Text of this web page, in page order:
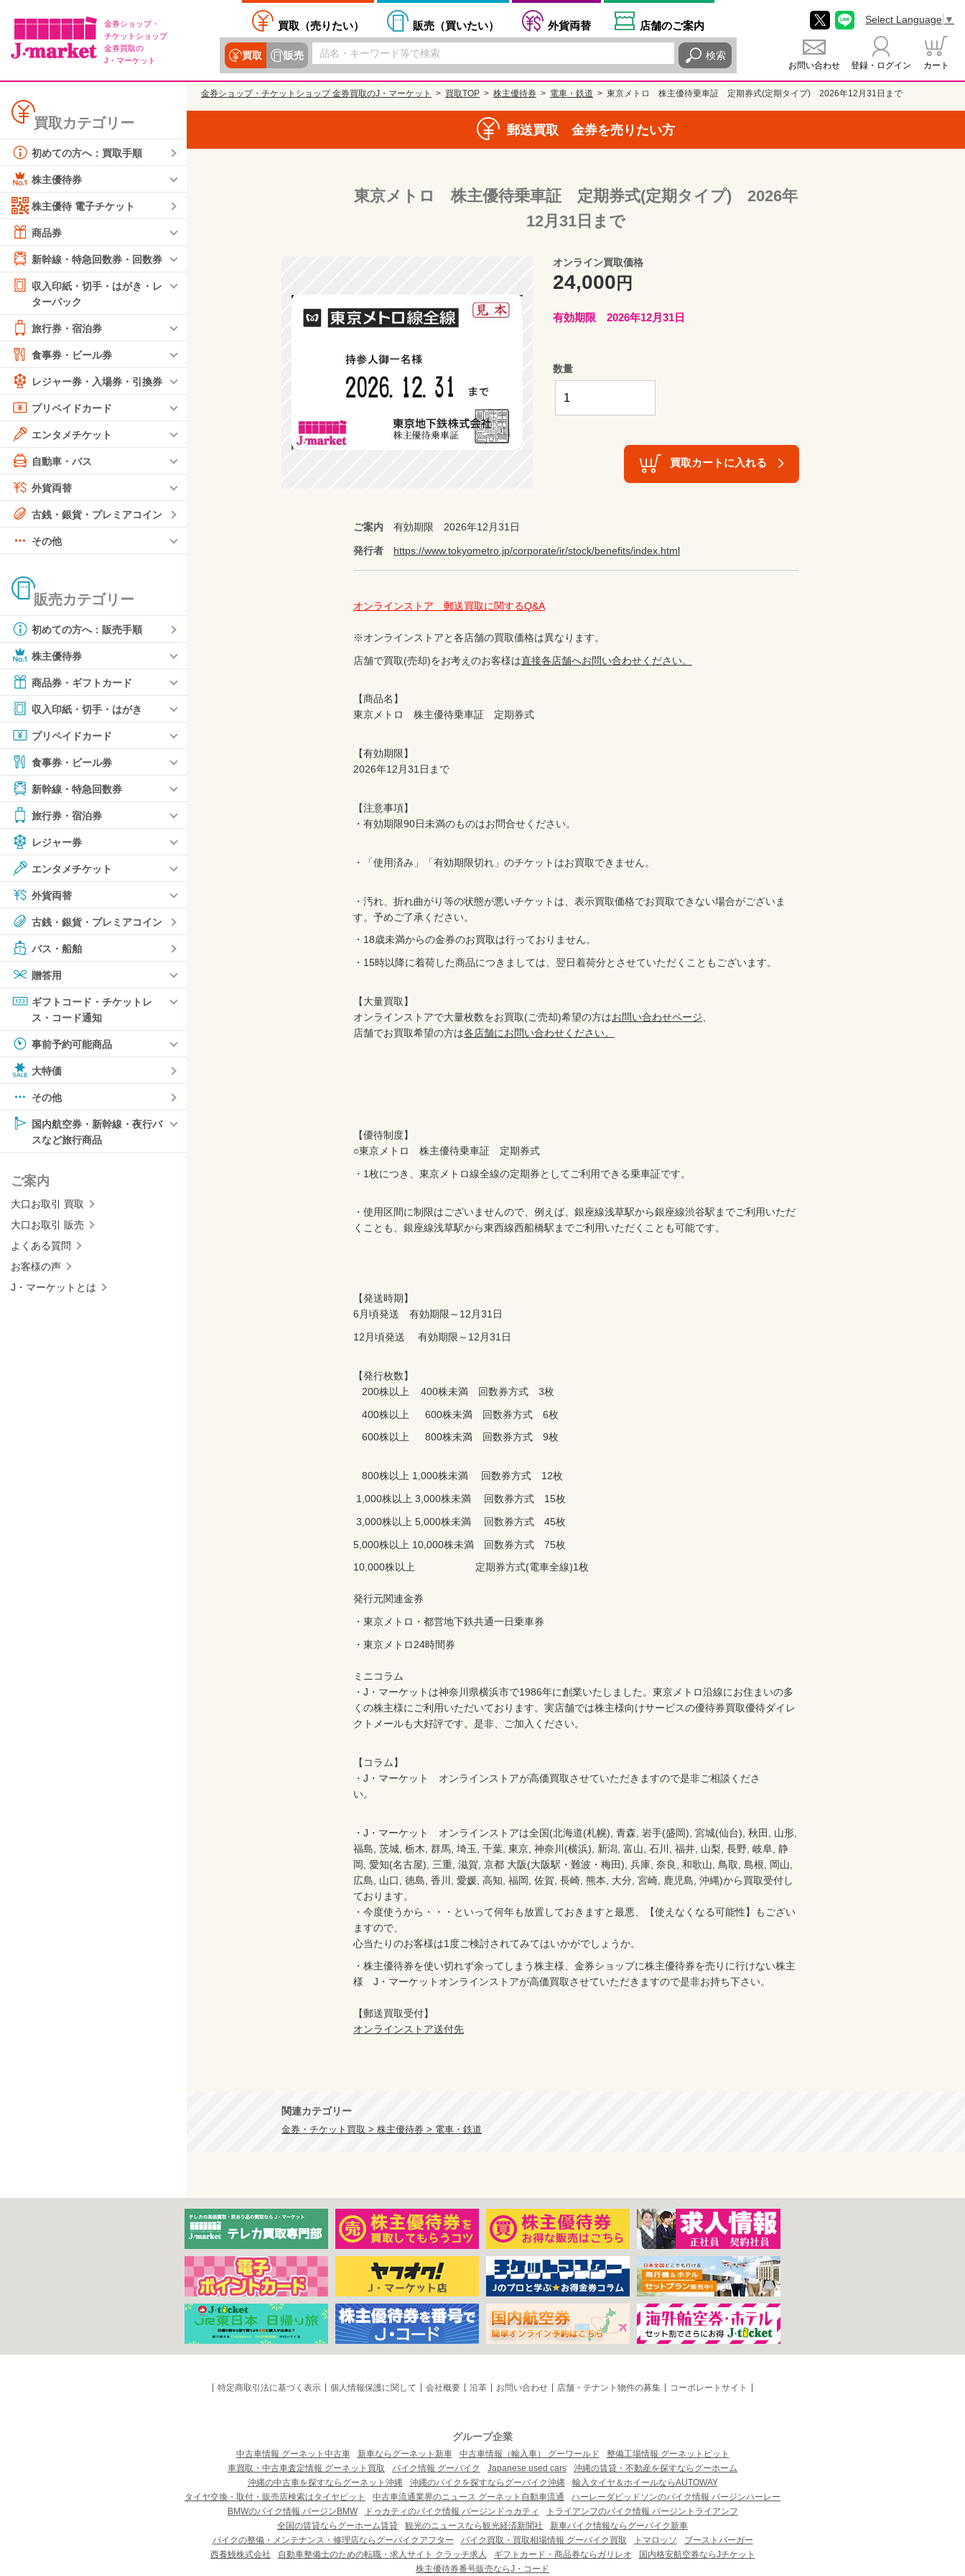
金券ショップ・
チケットショップ
金券買取の
J・マーケット
買取（売りたい） 販売（買いたい） 外貨両替 店舗のご案内
買取 販売 検索
お問い合わせ 登録・ログイン カート
Select Language ▼
買取カテゴリー
初めての方へ：買取手順
株主優待券
株主優待 電子チケット
商品券
新幹線・特急回数券・回数券
収入印紙・切手・はがき・レ
ターパック
旅行券・宿泊券
食事券・ビール券
レジャー券・入場券・引換券
プリペイドカード
エンタメチケット
自動車・バス
外貨両替
古銭・銀貨・プレミアコイン
その他
販売カテゴリー
初めての方へ：販売手順
株主優待券
商品券・ギフトカード
収入印紙・切手・はがき
プリペイドカード
食事券・ビール券
新幹線・特急回数券
旅行券・宿泊券
レジャー券
エンタメチケット
外貨両替
古銭・銀貨・プレミアコイン
バス・船舶
贈答用
ギフトコード・チケットレ
ス・コード通知
事前予約可能商品
大特価
その他
国内航空券・新幹線・夜行バ
スなど旅行商品
ご案内
大口お取引 買取
大口お取引 販売
よくある質問
お客様の声
J・マーケットとは
金券ショップ・チケットショップ 金券買取のJ・マーケット 買取TOP 株主優待券 電車・鉄道 東京メトロ 株主優待乗車証 定期券式(定期タイプ) 2026年12月31日まで
郵送買取 金券を売りたい方
東京メトロ 株主優待乗車証 定期券式(定期タイプ) 2026年
12月31日まで
オンライン買取価格
24,000 円
有効期限 2026年12月31日
数量
買取カートに入れる
ご案内 有効期限 2026年12月31日
発行者 https://www.tokyometro.jp/corporate/ir/stock/benefits/index.html
オンラインストア　郵送買取に関するQ&A
※オンラインストアと各店舗の買取価格は異なります。
店舗で買取(売却)をお考えのお客様は直接各店舗へお問い合わせください。
【商品名】
【有効期限】
【注意事項】
・有効期限90日未満のものはお問合せください。
・「使用済み」「有効期限切れ」のチケットはお買取できません。
・汚れ、折れ曲がり等の状態が悪いチケットは、表示買取価格でお買取できない場合がございま
【大量買取】
オンラインストアで大量枚数をお買取(ご売却)希望の方はお問い合わせページ
店舗でお買取希望の方は各店舗にお問い合わせください。
【優待制度】
・1枚につき、東京メトロ線全線の定期券としてご利用できる乗車証です。
・使用区間に制限はございませんので、例えば、銀座線浅草駅から銀座線渋谷駅までご利用いただ
くことも、銀座線浅草駅から東西線西船橋駅までご利用いただくことも可能です。
【発送時期】
【発行枚数】
   600株以上 　 800株未満　回数券方式　9枚
10,000株以上　　　　　　定期券方式(電車全線)1枚
・東京メトロ24時間券
ミニコラム
・J・マーケットは神奈川県横浜市で1986年に創業いたしました。東京メトロ沿線にお住まいの多
くの株主様にご利用いただいております。実店舗では株主様向けサービスの優待券買取優待ダイレ
【コラム】
・J・マーケット　オンラインストアが高価買取させていただきますので是非ご相談くださ
い。
・J・マーケット　オンラインストアは全国(北海道(札幌), 青森, 岩手(盛岡), 宮城(仙台), 秋田, 山形,
福島, 茨城, 栃木, 群馬, 埼玉, 千葉, 東京, 神奈川(横浜), 新潟, 富山, 石川, 福井, 山梨, 長野, 岐阜, 静
岡, 愛知(名古屋), 三重, 滋賀, 京都 大阪(大阪駅・難波・梅田), 兵庫, 奈良, 和歌山, 鳥取, 島根, 岡山,
広島, 山口, 徳島, 香川, 愛媛, 高知, 福岡, 佐賀, 長崎, 熊本, 大分, 宮崎, 鹿児島, 沖縄)から買取受付し
ております。
・今度使うから・・・といって何年も放置しておきますと最悪、【使えなくなる可能性】もござい
ますので、
・株主優待券を使い切れず余ってしまう株主様、金券ショップに株主優待券を売りに行けない株主
様　J・マーケットオンラインストアが高価買取させていただきますので是非お持ち下さい。
オンラインストア送付先
関連カテゴリー
金券・チケット買取 > 株主優待券 > 電車・鉄道
特定商取引法に基づく表示 個人情報保護に関して 会社概要 沿革 お問い合わせ 店舗・テナント物件の募集 コーポレートサイト
グループ企業
中古車情報 グーネット中古車 新車ならグーネット新車 中古車情報（輸入車） グーワールド
整備工場情報 グーネットピット
車買取・中古車査定情報 グーネット買取
バイク情報 グーバイク Japanese used cars
沖縄の賃貸・不動産を探すならグーホーム
沖縄の中古車を探すならグーネット沖縄
沖縄のバイクを探すならグーバイク沖縄
輸入タイヤ＆ホイールならAUTOWAY
タイヤ交換・取付・販売店検索はタイヤピット
中古車流通業界のニュース グーネット自動車流通
ハーレーダビッドソンのバイク情報 バージンハーレー
BMWのバイク情報 バージンBMW
ドゥカティのバイク情報 バージンドゥカティ
トライアンフのバイク情報 バージントライアンフ
全国の賃貸ならグーホーム賃貸
観光のニュースなら観光経済新聞社
新車バイク情報ならグーバイク新車
バイクの整備・メンテナンス・修理店ならグーバイクアフター
バイク買取・買取相場情報 グーバイク買取 トマロッソ
ブーストバーガー
西養鰻株式会社
自動車整備士のための転職・求人サイト クラッチ求人 ギフトカード・商品券ならガリレオ
国内格安航空券ならJチケット
株主優待券番号販売ならJ・コード